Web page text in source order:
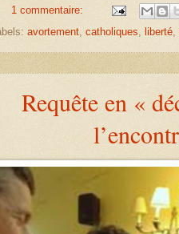
1 commentaire:
avortement catholiques liberté
Requête en «